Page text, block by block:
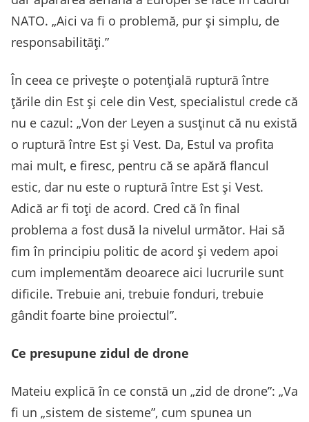
NATO. „Aici va fi o problemă, pur și simplu, de
responsabilități.”
În ceea ce privește o potențială ruptură între
țările din Est și cele din Vest, specialistul crede că
nu e cazul: „Von der Leyen a susținut că nu există
o ruptură între Est și Vest. Da, Estul va profita
mai mult, e firesc, pentru că se apără flancul
estic, dar nu este o ruptură între Est și Vest.
Adică ar fi toți de acord. Cred că în final
problema a fost dusă la nivelul următor. Hai să
fim în principiu politic de acord și vedem apoi
cum implementăm deoarece aici lucrurile sunt
dificile. Trebuie ani, trebuie fonduri, trebuie
gândit foarte bine proiectul”.
Ce presupune zidul de drone
Mateiu explică în ce constă un „zid de drone”: „Va
fi un „sistem de sisteme”, cum spunea un